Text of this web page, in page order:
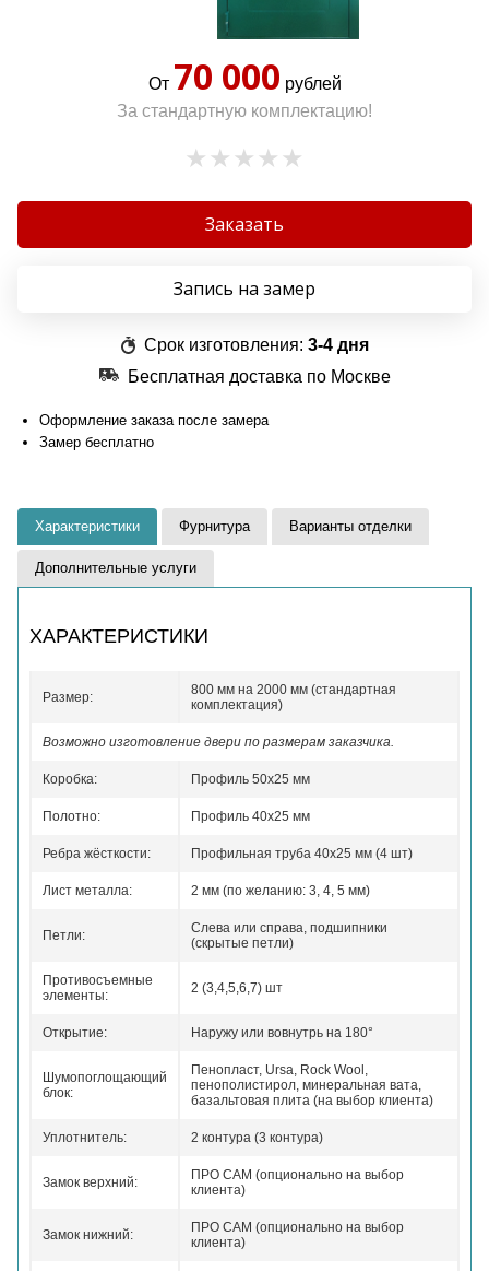
От 70 000 рублей
За стандартную комплектацию!
Заказать
Запись на замер
Срок изготовления: 3-4 дня
Бесплатная доставка по Москве
Оформление заказа после замера
Замер бесплатно
Характеристики Фурнитура Варианты отделки
Дополнительные услуги
ХАРАКТЕРИСТИКИ
Размер:
800 мм на 2000 мм (стандартная
комплектация)
Возможно изготовление двери по размерам заказчика.
Коробка: Профиль 50x25 мм
Полотно: Профиль 40x25 мм
Ребра жёсткости: Профильная труба 40х25 мм (4 шт)
Лист металла: 2 мм (по желанию: 3, 4, 5 мм)
Петли:
Слева или справа, подшипники
(скрытые петли)
Противосъемные
элементы:
2 (3,4,5,6,7) шт
Открытие: Наружу или вовнутрь на 180°
Шумопоглощающий
блок:
Пенопласт, Ursa, Rock Wool,
пенополистирол, минеральная вата,
базальтовая плита (на выбор клиента)
Уплотнитель: 2 контура (3 контура)
Замок верхний:
ПРО САМ (опционально на выбор
клиента)
Замок нижний:
ПРО САМ (опционально на выбор
клиента)